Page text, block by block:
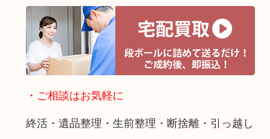
・ご相談はお気軽に
終活・遺品整理・生前整理・断捨離・引っ越し